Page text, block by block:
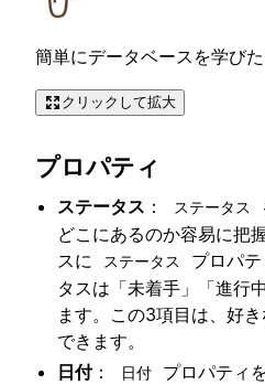
簡単にデータベースを学び
クリックして拡大
プロパティ
ステータス ： ステータス
どこにあるのか容易に把
スに
ステータス
プロパ
タスは「未着手」「進行
ます。この3項目は、好
できます。
日付： 日付
プロパティ